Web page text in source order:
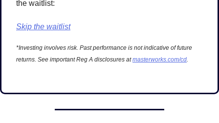
the waitlist:
Skip the waitlist
*Investing involves risk. Past performance is not indicative of future
returns. See important Reg A disclosures at masterworks.com/cd.